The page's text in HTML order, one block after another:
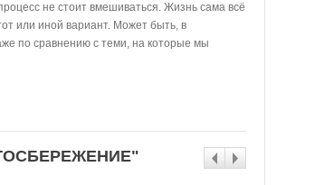
не стоит вмешиваться. Жизнь сама всё
или иной вариант. Может быть, в
по сравнению с теми, на которые мы